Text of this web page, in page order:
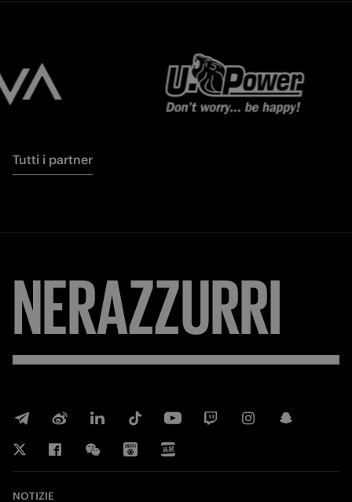
Tutti i partner
NERAZZURRI
NOTIZIE